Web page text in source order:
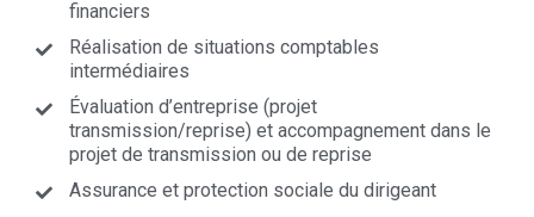
financiers
Réalisation de situations comptables
intermédiaires
Évaluation d’entreprise (projet
transmission/reprise) et accompagnement dans le
projet de transmission ou de reprise
Assurance et protection sociale du dirigeant